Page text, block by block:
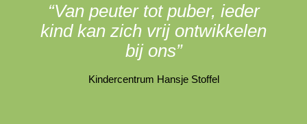
“Van peuter tot puber, ieder
kind kan zich vrij ontwikkelen
bij ons”
Kindercentrum Hansje Stoffel